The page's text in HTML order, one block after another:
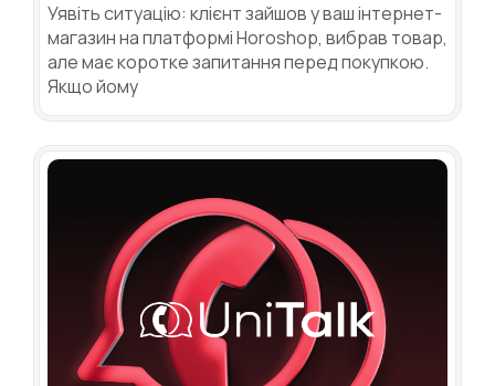
Уявіть ситуацію: клієнт зайшов у ваш інтернет-
магазин на платформі Horoshop, вибрав товар,
але має коротке запитання перед покупкою.
Якщо йому